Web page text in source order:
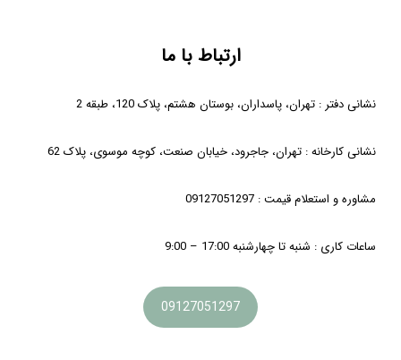
ارتباط با ما
نشانی دفتر : تهران، پاسداران، بوستان هشتم، پلاک 120، طبقه 2
نشانی کارخانه : تهران، جاجرود، خیابان صنعت، کوچه موسوی، پلاک 62
مشاوره و استعلام قیمت : 09127051297
ساعات کاری : شنبه تا چهارشنبه 17:00 – 9:00
09127051297